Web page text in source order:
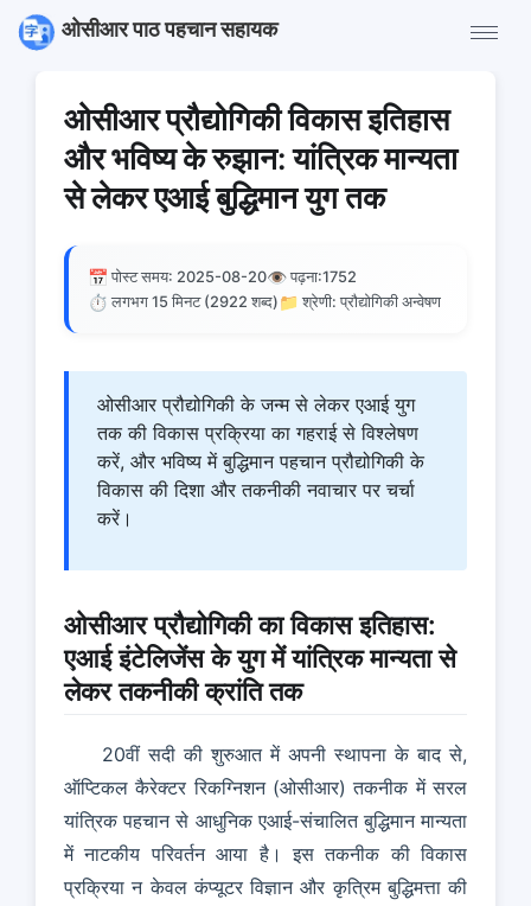
ओसीआर पाठ पहचान सहायक
ओसीआर प्रौद्योगिकी विकास इतिहास
और भविष्य के रुझान: यांत्रिक मान्यता
से लेकर एआई बुद्धिमान युग तक
📅 पोस्ट समय: 2025-08-20👁️ पढ़ना:1752
⏱️ लगभग 15 मिनट (2922 शब्द) 📁 श्रेणी: प्रौद्योगिकी अन्वेषण
ओसीआर प्रौद्योगिकी के जन्म से लेकर एआई युग
तक की विकास प्रक्रिया का गहराई से विश्लेषण
करें, और भविष्य में बुद्धिमान पहचान प्रौद्योगिकी के
विकास की दिशा और तकनीकी नवाचार पर चर्चा
करें।
ओसीआर प्रौद्योगिकी का विकास इतिहास:
एआई इंटेलिजेंस के युग में यांत्रिक मान्यता से
लेकर तकनीकी क्रांति तक
20वीं सदी की शुरुआत में अपनी स्थापना के बाद से,
ऑप्टिकल कैरेक्टर रिकग्निशन (ओसीआर) तकनीक में सरल
यांत्रिक पहचान से आधुनिक एआई-संचालित बुद्धिमान मान्यता
में नाटकीय परिवर्तन आया है। इस तकनीक की विकास
प्रक्रिया न केवल कंप्यूटर विज्ञान और कृत्रिम बुद्धिमत्ता की